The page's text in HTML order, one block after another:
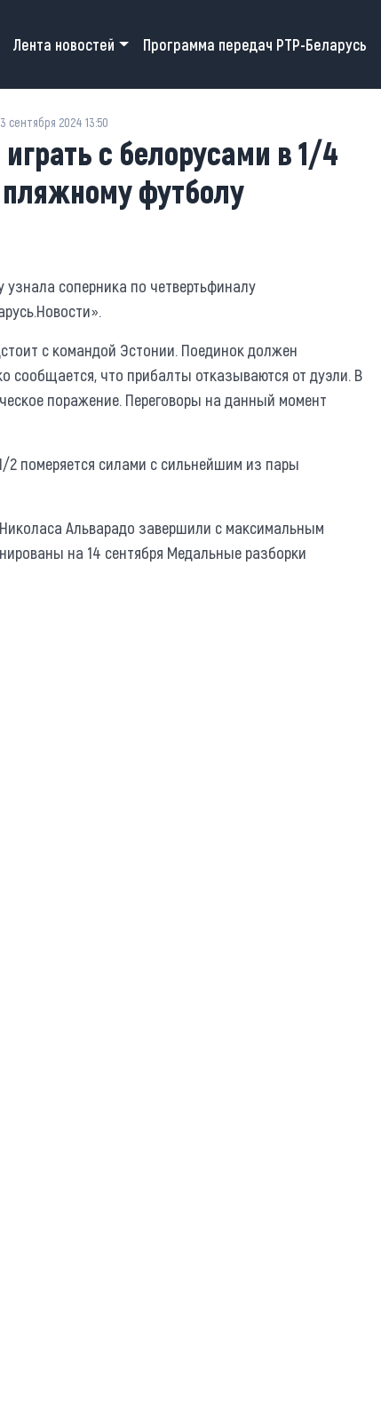
Main navigation
Лента новостей Программа передач РТР-Беларусь
сентября 2024 13:50
с белорусами в 1/4
футболу
соперника по четвертьфиналу
с командой Эстонии. Поединок должен
сообщается, что прибалты отказываются от дуэли. В
поражение. Переговоры на данный момент
2 померяется силами с сильнейшим из пары
Альварадо завершили с максимальным
на 14 сентября Медальные разборки